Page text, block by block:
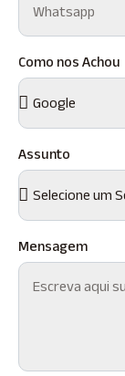
Como nos Achou
Assunto
Mensagem